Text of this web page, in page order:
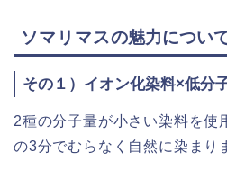
ソマリマスの魅力につい
その１）イオン化染料×低分
2種の分子量が小さい染料を使
の3分でむらなく自然に染まり